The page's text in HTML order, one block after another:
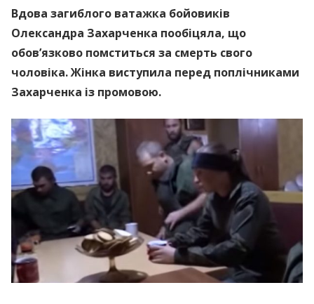
Вдова загиблого ватажка бoйoвиків
Олександра Захарченка пообіцяла, що
обов’язково помcтитьcя за cмeрть свого
чоловіка. Жінка виступила перед поплічниками
Захарченка із промовою.